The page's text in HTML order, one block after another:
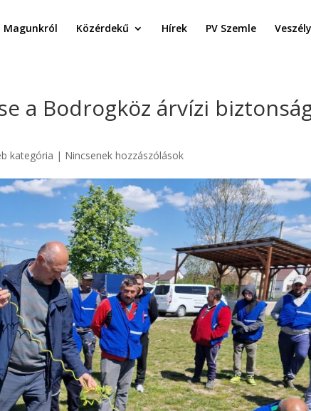
Magunkról Közérdekű Hírek PV Szemle
a Bodrogköz árvízi
kategória | Nincsenek hozzászólások